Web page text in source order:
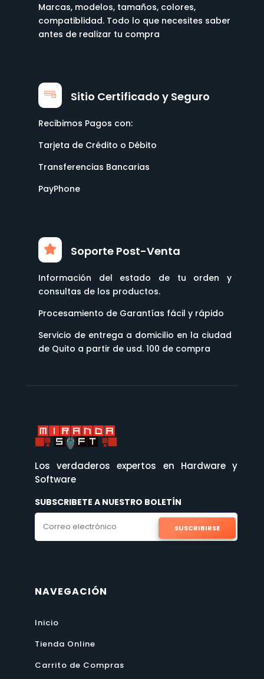
Marcas, modelos, tamaños, colores,
compatiblidad. Todo lo que necesites saber
antes de realizar tu compra
Sitio Certificado y Seguro
Recibimos Pagos con:
Tarjeta de Crédito o Débito
Transferencias Bancarias
PayPhone
Soporte Post-Venta
Información del estado de tu orden y
consultas de los productos.
Procesamiento de Garantías fácil y rápido
Servicio de entrega a domicilio en la ciudad
de Quito a partir de usd. 100 de compra
Los verdaderos expertos en Hardware y
Software
SUBSCRIBETE A NUESTRO BOLETÍN
SUSCRIBIRSE
NAVEGACIÓN
Inicio
Tienda Online
Carrito de Compras